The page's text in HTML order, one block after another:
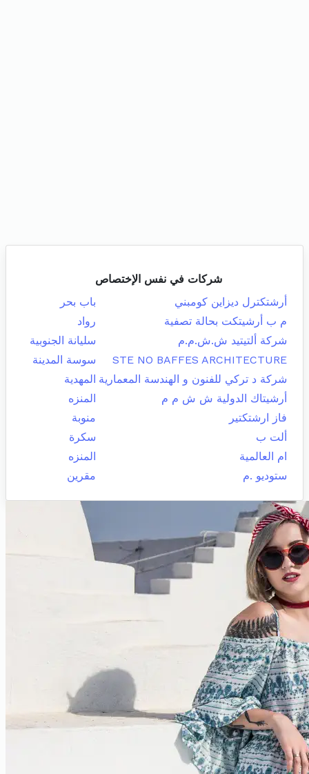
شركات في نفس الإختصاص
أرشتكترل ديزاين كومبني
باب بحر
م ب أرشيتكت بحالة تصفية
رواد
شركة ألتيتيد ش.ش.م.م
سليانة الجنوبية
STE NO BAFFES ARCHITECTURE
سوسة المدينة
شركة د تركي للفنون و الهندسة المعمارية المهدية
أرشيتاك الدولية ش ش م م
المنزه
فاز ارشتكتير
منوبة
ألت ب
سكرة
ام العالمية
المنزه
ستوديو .م
مقرين